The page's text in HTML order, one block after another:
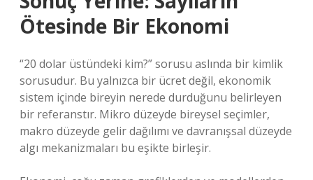
Ötesinde Bir Ekonomi
“20 dolar üstündeki kim?” sorusu aslında bir kimlik
sorusudur. Bu yalnızca bir ücret değil, ekonomik
sistem içinde bireyin nerede durduğunu belirleyen
bir referanstır. Mikro düzeyde bireysel seçimler,
makro düzeyde gelir dağılımı ve davranışsal düzeyde
algı mekanizmaları bu eşikte birleşir.